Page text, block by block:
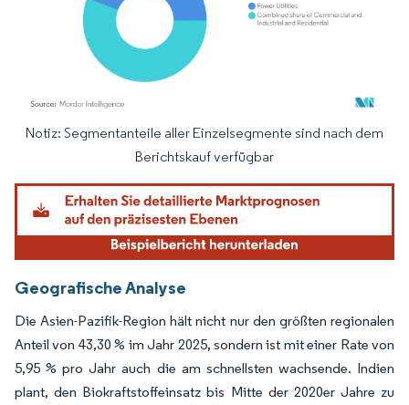
Bild © Mordor Intelligence. Wiederverwendung erfordert Namensnennung
Notiz: Segmentanteile aller Einzelsegmente sind nach dem
Berichtskauf verfügbar
Geografische Analyse
Die Asien-Pazifik-Region hält nicht nur den größten regionalen
Anteil von 43,30 % im Jahr 2025, sondern ist mit einer Rate von
5,95 % pro Jahr auch die am schnellsten wachsende. Indien
plant, den Biokraftstoffeinsatz bis Mitte der 2020er Jahre zu